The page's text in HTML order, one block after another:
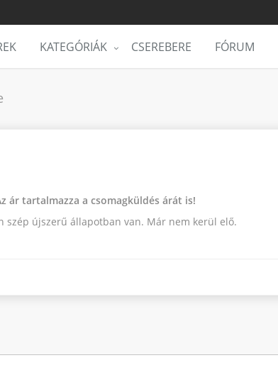
KATEGÓRIÁK CSEREBERE FÓRUM
ár tartalmazza a csomagküldés árát is!
szép újszerű állapotban van. Már nem kerül elő.